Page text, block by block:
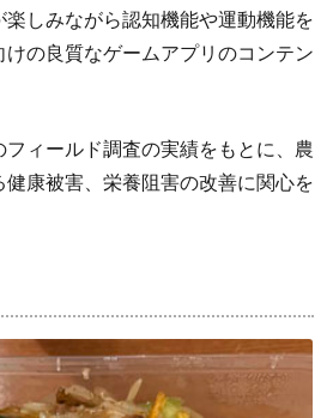
しみながら認知機能や運動機能を
の良質なゲームアプリのコンテン
ィールド調査の実績をもとに、農
康被害、栄養阻害の改善に関心を